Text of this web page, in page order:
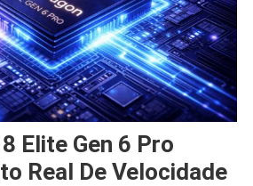
Elite Gen 6 Pro
Real De Velocidade